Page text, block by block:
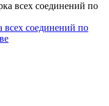
соединений по